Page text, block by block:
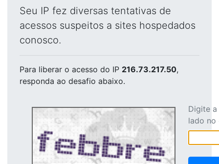
Seu IP fez diversas tentativas de
acessos suspeitos a sites hospedados
conosco.
Para liberar o acesso do IP 216.73.217.50,
responda ao desafio abaixo.
Digite
lado no